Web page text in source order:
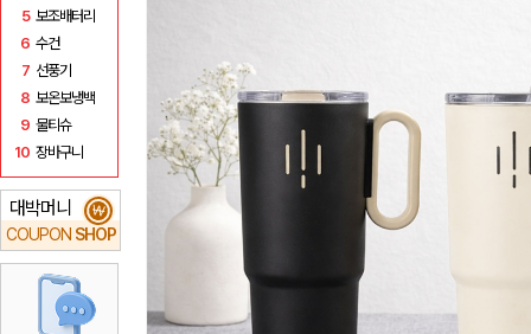
5 보조배터리
6 수건
7 선풍기
8 보온보냉백
9 물티슈
10 장바구니
대박머니
COUPON SHOP
₩